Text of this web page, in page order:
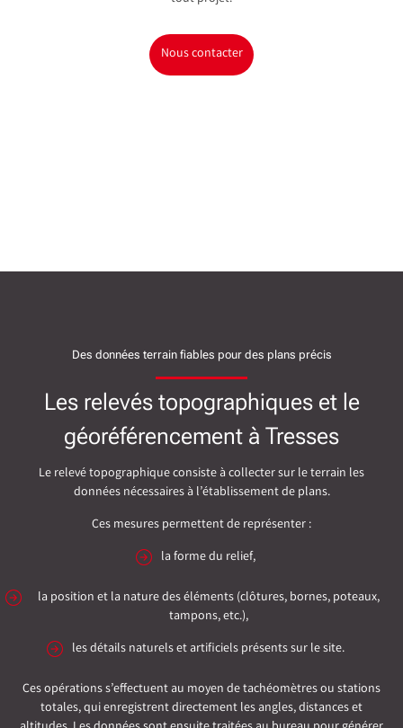
Nous contacter
Des données terrain fiables pour des plans précis
Les relevés topographiques et le
géoréférencement à Tresses
Le relevé topographique consiste à collecter sur le terrain les
données nécessaires à l’établissement de plans.
Ces mesures permettent de représenter :
la forme du relief,
la position et la nature des éléments (clôtures, bornes, poteaux,
tampons, etc.),
les détails naturels et artificiels présents sur le site.
Ces opérations s’effectuent au moyen de tachéomètres ou stations
totales, qui enregistrent directement les angles, distances et